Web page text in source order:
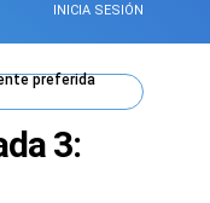
INICIA SESIÓN
preferida
3: